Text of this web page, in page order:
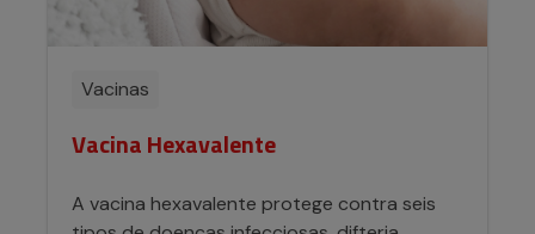
Vacinas
Vacina Hexavalente
A vacina hexavalente protege contra seis